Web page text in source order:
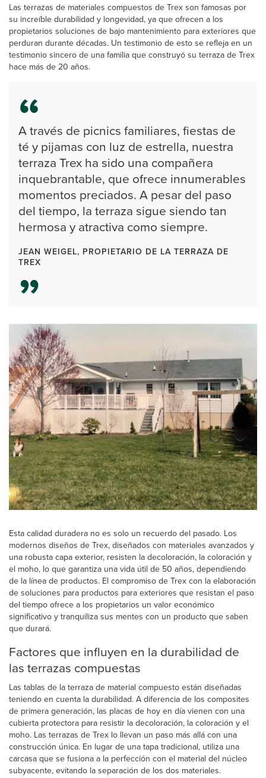
Las terrazas de materiales compuestos de Trex son famosas por
su increíble durabilidad y longevidad, ya que ofrecen a los
propietarios soluciones de bajo mantenimiento para exteriores que
perduran durante décadas. Un testimonio de esto se refleja en un
testimonio sincero de una familia que construyó su terraza de Trex
hace más de 20 años.
A través de picnics familiares, fiestas de
té y pijamas con luz de estrella, nuestra
terraza Trex ha sido una compañera
inquebrantable, que ofrece innumerables
momentos preciados. A pesar del paso
del tiempo, la terraza sigue siendo tan
hermosa y atractiva como siempre.
JEAN WEIGEL, PROPIETARIO DE LA TERRAZA DE
TREX
Esta calidad duradera no es solo un recuerdo del pasado. Los
modernos diseños de Trex, diseñados con materiales avanzados y
una robusta capa exterior, resisten la decoloración, la coloración y
el moho, lo que garantiza una vida útil de 50 años, dependiendo
de la línea de productos. El compromiso de Trex con la elaboración
de soluciones para productos para exteriores que resistan el paso
del tiempo ofrece a los propietarios un valor económico
significativo y tranquiliza sus mentes con un producto que saben
que durará.
Factores que influyen en la durabilidad de
las terrazas compuestas
Las tablas de la terraza de material compuesto están diseñadas
teniendo en cuenta la durabilidad. A diferencia de los composites
de primera generación, las placas de hoy en día vienen con una
cubierta protectora para resistir la decoloración, la coloración y el
moho. Las terrazas de Trex lo llevan un paso más allá con una
construcción única. En lugar de una tapa tradicional, utiliza una
carcasa que se fusiona a la perfección con el material del núcleo
subyacente, evitando la separación de los dos materiales.